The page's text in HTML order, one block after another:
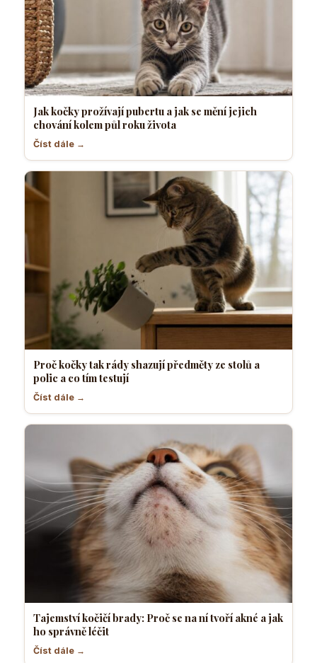
Jak kočky prožívají pubertu a jak se mění jejich
chování kolem půl roku života
Číst dále →
Proč kočky tak rády shazují předměty ze stolů a
polic a co tím testují
Číst dále →
Tajemství kočičí brady: Proč se na ní tvoří akné a jak
ho správně léčit
Číst dále →